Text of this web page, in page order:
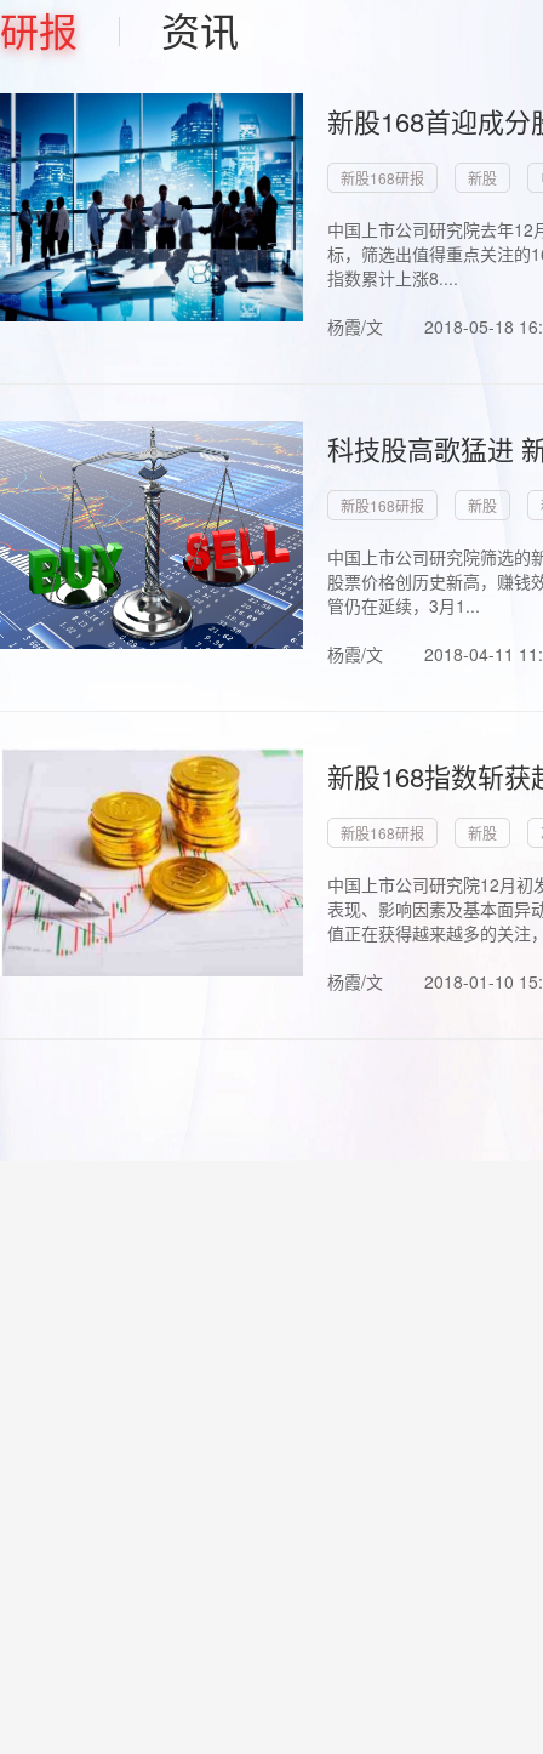
研报 资讯
新股168首迎成
新股168研报 新股
中国上市公司研究院去年
标，筛选出值得重点关注的
指数累计上涨8....
杨霞/文
2018-05-18
科技股高歌猛进
新股168研报 新股
中国上市公司研究院筛选的
股票价格创历史新高，赚钱
管仍在延续，3月1...
杨霞/文
2018-04-11
新股168指数斩
新股168研报 新股
中国上市公司研究院12月初
表现、影响因素及基本面异
值正在获得越来越多的关注
杨霞/文
2018-01-10